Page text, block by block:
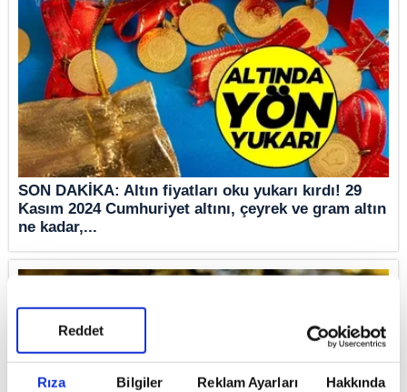
Rıza Bilgiler Reklam Ayarları Hakkında
Reddet
SON DAKİKA: Altın fiyatları oku yukarı kırdı! 29
Kasım 2024 Cumhuriyet altını, çeyrek ve gram altın
ne kadar,...